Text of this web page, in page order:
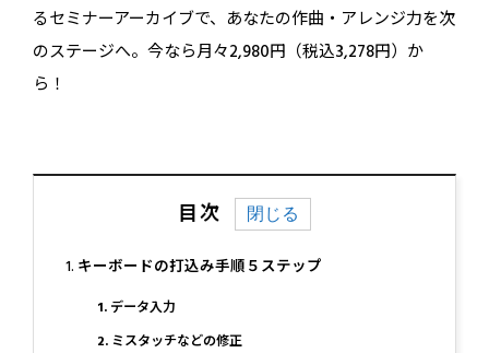
るセミナーアーカイブで、あなたの作曲・アレンジ力を次
のステージへ。今なら月々2,980円（税込3,278円）か
ら！
目次
キーボードの打込み手順５ステップ
1. データ入力
2. ミスタッチなどの修正